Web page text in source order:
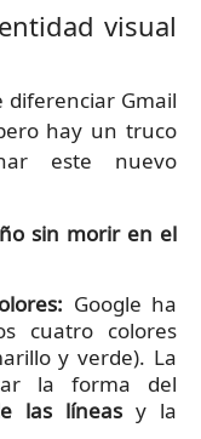
visual
diferenciar Gmail
hay un truco
este nuevo
sin morir en el
Google ha
cuatro colores
y verde). La
la forma del
las líneasy la